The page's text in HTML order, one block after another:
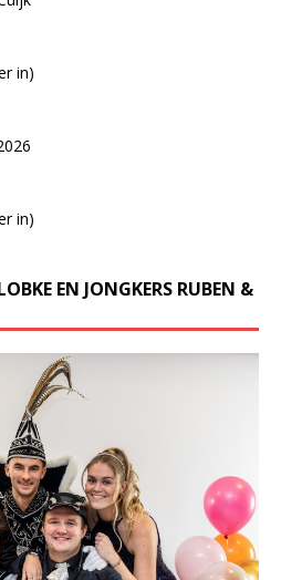
in)
in)
EN JONGKERS RUBEN &